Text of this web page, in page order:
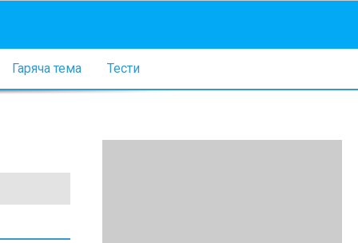
Гаряча тема Тести